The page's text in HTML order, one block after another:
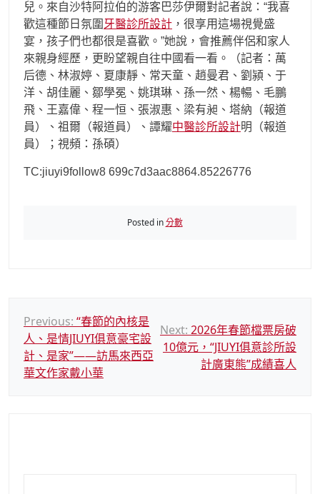
兒。來自沙特阿拉伯的游客巴莎伊爾對記者說：“我喜
歡這種節日氛圍 牙醫診所設計 ，很享用這場視覺盛
宴，孩子們也都很是喜歡。”她說，會推薦伴侶和家人
來親身經歷，更盼望親自往中國看一看。（記者：萬
后德、林淑婷、夏康靜、常天童、趙曼君、劉潁、于
洋、胡佳麗、鄒學冕、姚琪琳、孫一然、楊暢、毛鵬
飛、王嘉偉、程一恒、張淑惠、梁有昶、塔納（報道
員）、祖爾（報道員）、譚耀中醫診所設計明（報道
員）；視頻：孫碩）
TC:jiuyi9follow8 699c7d3aac8864.85226776
Posted in分數
文
章
導
Previous: “春節的內核是
人、是情JIUYI俱意豪宅設
計、是家”——訪馬來西亞
華文作家戴小華
Next: 2026年春節檔票房破
10億元，“JIUYI俱意診所設
計廣東熊”成績喜人